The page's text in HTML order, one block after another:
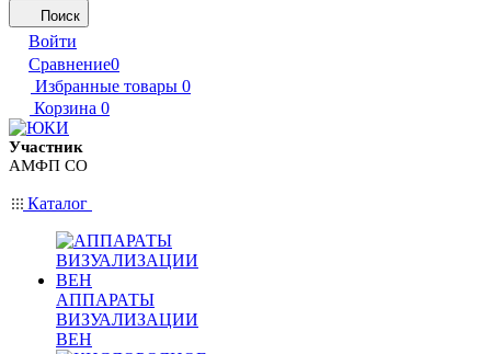
Поиск
Войти
Сравнение0
Избранные товары 0
Корзина 0
Участник
АМФП СО
Каталог
АППАРАТЫ
ВИЗУАЛИЗАЦИИ
ВЕН